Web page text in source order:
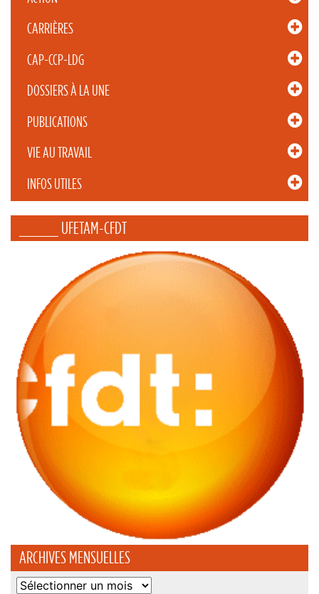
CARRIÈRES
CAP-CCP-LDG
DOSSIERS À LA UNE
PUBLICATIONS
VIE AU TRAVAIL
INFOS UTILES
_____ UFETAM-CFDT
ARCHIVES MENSUELLES
Archives